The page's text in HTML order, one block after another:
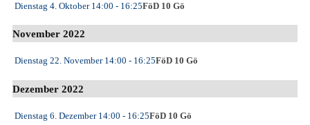
Dienstag 4. Oktober14:00 - 16:25FöD 10 Gö
November 2022
Dienstag 22. November14:00 - 16:25FöD 10 Gö
Dezember 2022
Dienstag 6. Dezember14:00 - 16:25FöD 10 Gö